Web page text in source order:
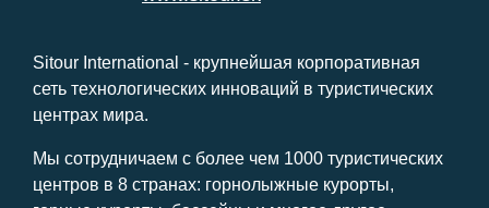
Sitour International - крупнейшая корпоративная
сеть технологических инноваций в туристических
центрах мира.
Мы сотрудничаем с более чем 1000 туристических
центров в 8 странах: горнолыжные курорты,